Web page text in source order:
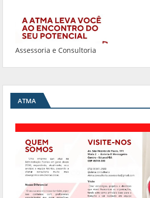
Assessoria e Consultoria
ATMA